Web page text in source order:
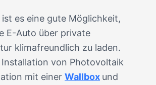
es eine gute Möglichkeit,
E-Auto über private
klimafreundlich zu laden.
Installation von Photovoltaik
mit einer Wallbox und